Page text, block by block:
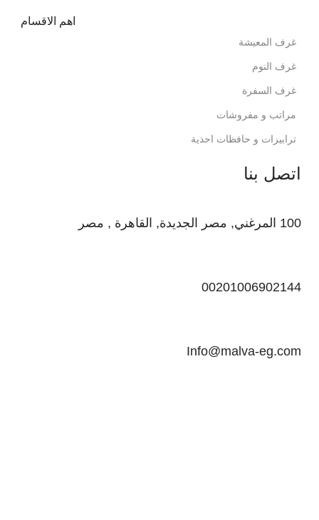
اهم الاقسام
غرف المعيشة
غرف النوم
غرف السفرة
مراتب و مفروشات
ترابيزات و حافظات احذية
اتصل بنا
100 المرغني, مصر الجديدة, القاهرة , مصر
00201006902144
Info@malva-eg.com